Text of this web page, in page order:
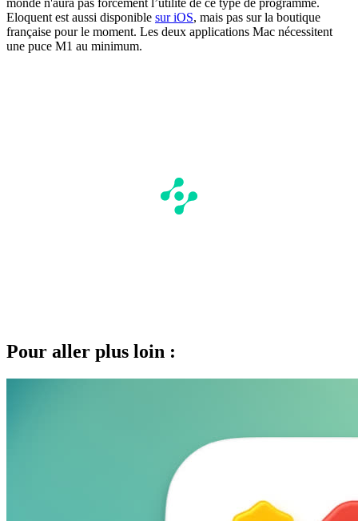
monde n'aura pas forcément l’utilité de ce type de programme.
Eloquent est aussi disponible sur iOS, mais pas sur la boutique
française pour le moment. Les deux applications Mac nécessitent
une puce M1 au minimum.
Pour aller plus loin :